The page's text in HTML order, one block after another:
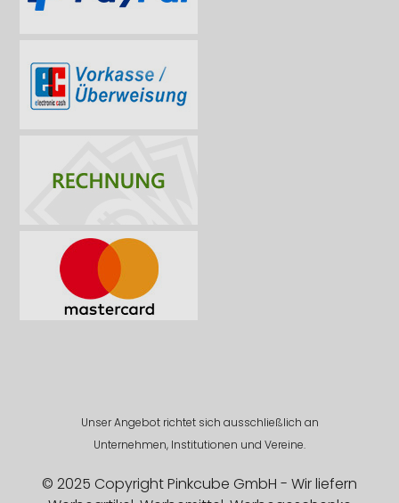
Unser Angebot richtet sich ausschließlich an
Unternehmen, Institutionen und Vereine.
© 2025 Copyright Pinkcube GmbH - Wir liefern